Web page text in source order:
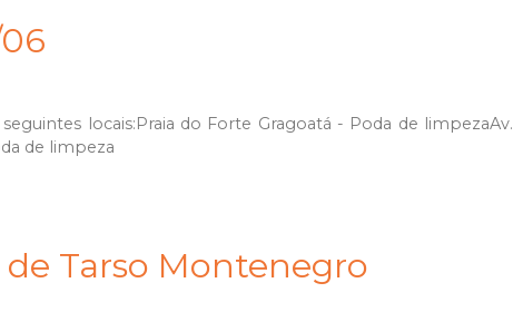
locais:Praia do Forte Gragoatá - Poda de limpezaAv.
de limpeza
Tarso Montenegro